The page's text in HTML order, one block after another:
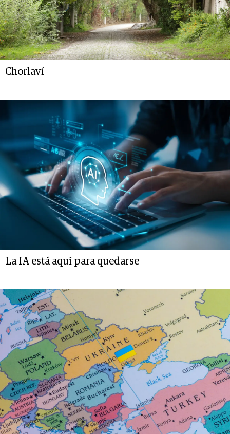
Chorlaví
La IA está aquí para quedarse